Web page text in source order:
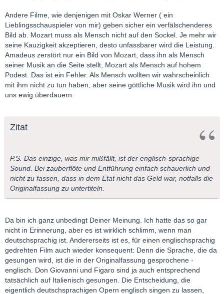
Andere Filme, wie denjenigen mit Oskar Werner ( ein
Lieblingsschauspieler von mir) geben sicher ein verfälschenderes
Bild ab. Mozart muss als Mensch nicht auf den Sockel. Je mehr wir
seine Kauzigkeit akzeptieren, desto unfassbarer wird die Leistung.
Amadeus zerstört nur ein Bild von Mozart, dass ihn als Mensch
seiner Musik an die Seite stellt, Mozart als Mensch auf hohem
Podest. Das ist ein Fehler. Als Mensch wollten wir wahrscheinlich
mit ihm nicht zu tun haben, aber seine göttliche Musik wird ihn und
uns ewig überdauern.
Zitat
P.S. Das einzige, was mir mißfällt, ist der englisch-sprachige
Sound. Bei zauberflöte und Entführung einfach schauerlich und
nicht zu fassen, dass in dem Etat nicht das Geld war, notfalls die
Originalfassung zu untertiteln.
Da bin ich ganz unbedingt Deiner Meinung. Ich hatte das so gar
nicht in Erinnerung, aber es ist wirklich schlimm, wenn man
deutschsprachig ist. Andererseits ist es, für einen englischsprachig
gedrehten Film auch wieder konsequent: Denn die Sprache, die da
gesungen wird, ist die in der Originalfassung gesprochene -
englisch. Don Giovanni und Figaro sind ja auch entsprechend
tatsächlich auf Italienisch gesungen. Die Entscheidung, die
eigentlich deutschsprachigen Opern englisch singen zu lassen,